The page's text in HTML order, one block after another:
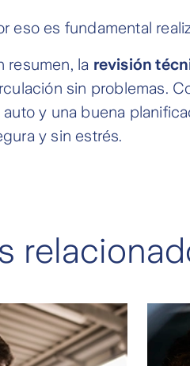
eso es fundamental
resumen, la revisión
sin problemas.
auto y una buena
y sin estrés.